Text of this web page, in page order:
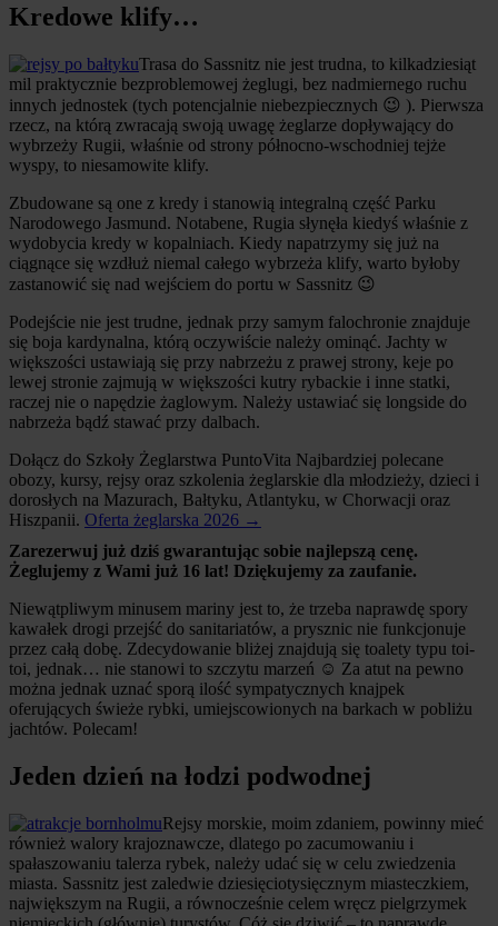
Kredowe klify…
Trasa do Sassnitz nie jest trudna, to kilkadziesiąt
mil praktycznie bezproblemowej żeglugi, bez nadmiernego ruchu
innych jednostek (tych potencjalnie niebezpiecznych 😉 ). Pierwsza
rzecz, na którą zwracają swoją uwagę żeglarze dopływający do
wybrzeży Rugii, właśnie od strony północno-wschodniej tejże
wyspy, to niesamowite klify.
Zbudowane są one z kredy i stanowią integralną część Parku
Narodowego Jasmund. Notabene, Rugia słynęła kiedyś właśnie z
wydobycia kredy w kopalniach. Kiedy napatrzymy się już na
ciągnące się wzdłuż niemal całego wybrzeża klify, warto byłoby
zastanowić się nad wejściem do portu w Sassnitz 😉
Podejście nie jest trudne, jednak przy samym falochronie znajduje
się boja kardynalna, którą oczywiście należy ominąć. Jachty w
większości ustawiają się przy nabrzeżu z prawej strony, keje po
lewej stronie zajmują w większości kutry rybackie i inne statki,
raczej nie o napędzie żaglowym. Należy ustawiać się longside do
nabrzeża bądź stawać przy dalbach.
Dołącz do Szkoły Żeglarstwa PuntoVita Najbardziej polecane
obozy, kursy, rejsy oraz szkolenia żeglarskie dla młodzieży, dzieci i
dorosłych na Mazurach, Bałtyku, Atlantyku, w Chorwacji oraz
Hiszpanii. Oferta żeglarska 2026 →
Zarezerwuj już dziś gwarantując sobie najlepszą cenę.
Żeglujemy z Wami już 16 lat! Dziękujemy za zaufanie.
Niewątpliwym minusem mariny jest to, że trzeba naprawdę spory
kawałek drogi przejść do sanitariatów, a prysznic nie funkcjonuje
przez całą dobę. Zdecydowanie bliżej znajdują się toalety typu toi-
toi, jednak… nie stanowi to szczytu marzeń ☺ Za atut na pewno
można jednak uznać sporą ilość sympatycznych knajpek
oferujących świeże rybki, umiejscowionych na barkach w pobliżu
jachtów. Polecam!
Jeden dzień na łodzi podwodnej
Rejsy morskie, moim zdaniem, powinny mieć
również walory krajoznawcze, dlatego po zacumowaniu i
spałaszowaniu talerza rybek, należy udać się w celu zwiedzenia
miasta. Sassnitz jest zaledwie dziesięciotysięcznym miasteczkiem,
największym na Rugii, a równocześnie celem wręcz pielgrzymek